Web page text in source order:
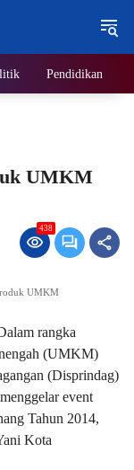
Pendidikan
UMKM
438
UMKM
rangka
(UMKM)
(Disprindag)
event
Tahun 2014,
Kota